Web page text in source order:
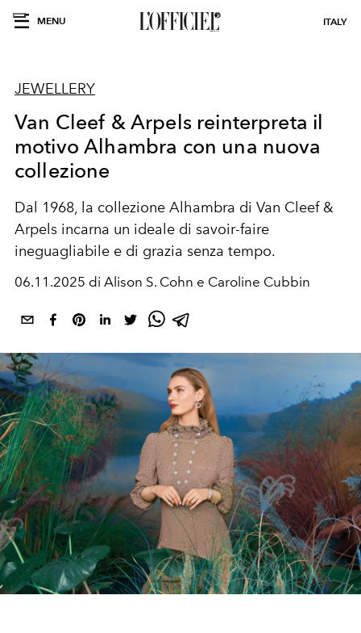
MENU ITALY
JEWELLERY
Van Cleef & Arpels reinterpreta il
motivo Alhambra con una nuova
collezione
Dal 1968, la collezione Alhambra di Van Cleef &
Arpels incarna un ideale di savoir-faire
ineguagliabile e di grazia senza tempo.
06.11.2025 di Alison S. Cohn e Caroline Cubbin